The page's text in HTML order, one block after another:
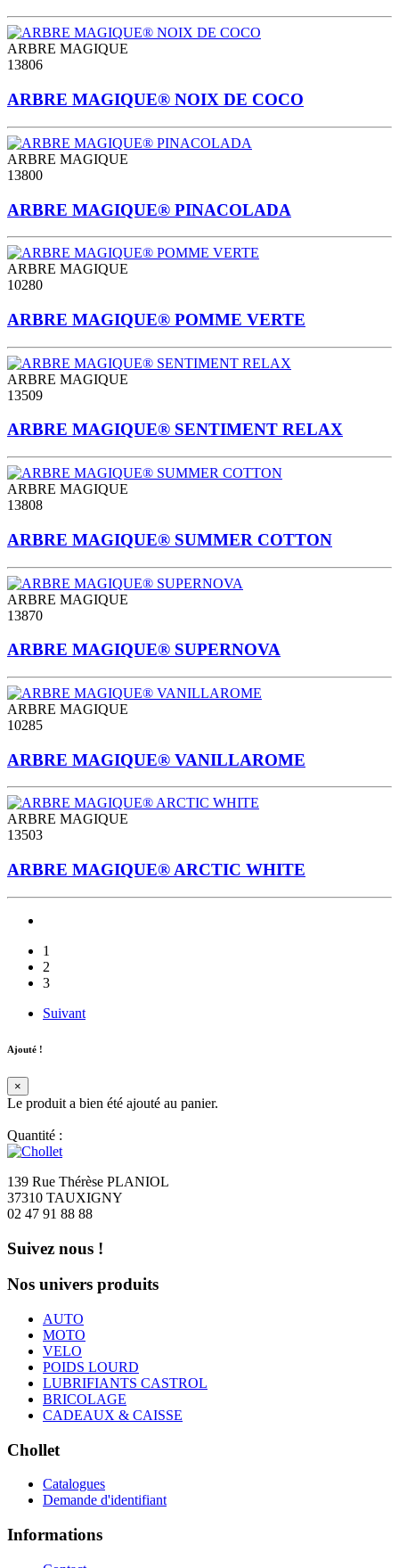
ARBRE MAGIQUE
13806
ARBRE MAGIQUE® NOIX DE COCO
ARBRE MAGIQUE
13800
ARBRE MAGIQUE® PINACOLADA
ARBRE MAGIQUE
10280
ARBRE MAGIQUE® POMME VERTE
ARBRE MAGIQUE
13509
ARBRE MAGIQUE® SENTIMENT RELAX
ARBRE MAGIQUE
13808
ARBRE MAGIQUE® SUMMER COTTON
ARBRE MAGIQUE
13870
ARBRE MAGIQUE® SUPERNOVA
ARBRE MAGIQUE
10285
ARBRE MAGIQUE® VANILLAROME
ARBRE MAGIQUE
13503
ARBRE MAGIQUE® ARCTIC WHITE
1
2
3
Suivant
Ajouté !
×
Le produit a bien été ajouté au panier.
Quantité :
139 Rue Thérèse PLANIOL
37310 TAUXIGNY
02 47 91 88 88
Suivez nous !
Nos univers produits
AUTO
MOTO
VELO
POIDS LOURD
LUBRIFIANTS CASTROL
BRICOLAGE
CADEAUX & CAISSE
Chollet
Catalogues
Demande d'identifiant
Informations